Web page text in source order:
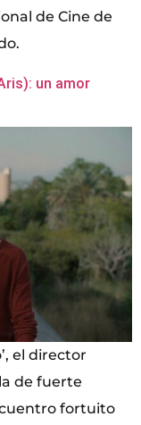
de Cine de
un amor
el director
de fuerte
fortuito